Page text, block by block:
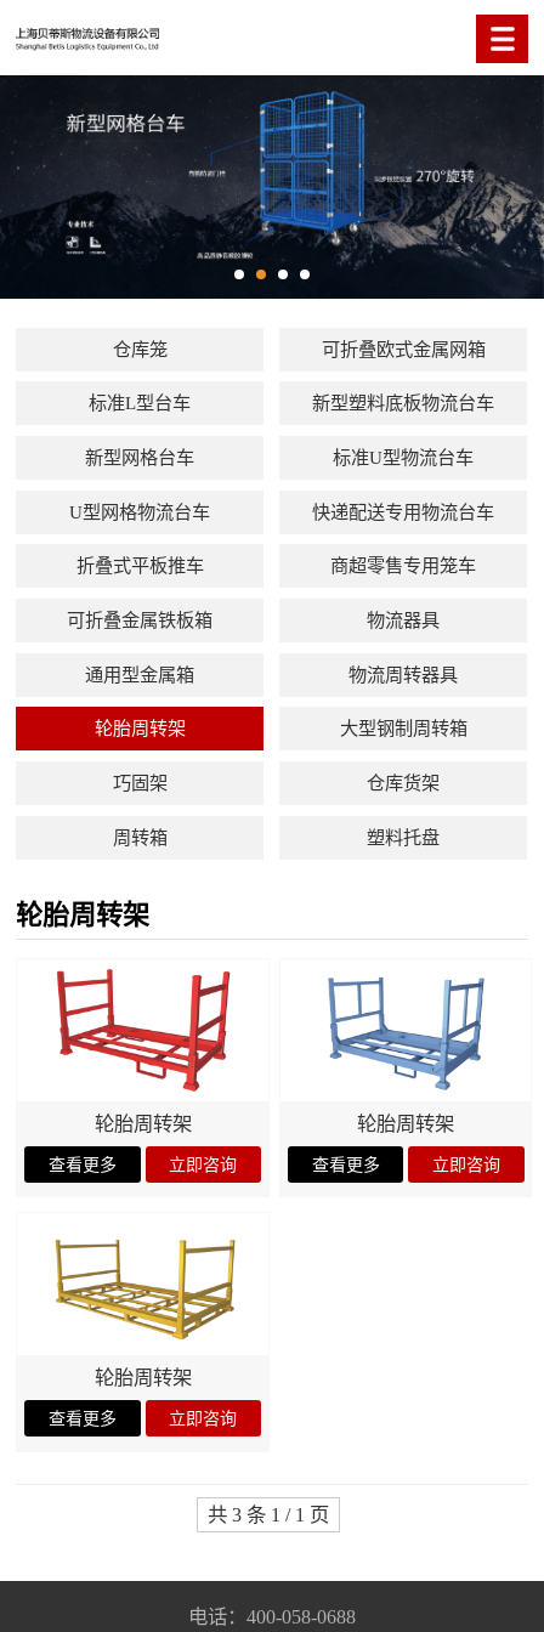
仓库笼 可折叠欧式金属网箱
标准L型台车 新型塑料底板物流台车
新型网格台车 标准U型物流台车
U型网格物流台车 快递配送专用物流台车
折叠式平板推车 商超零售专用笼车
可折叠金属铁板箱 物流器具
通用型金属箱 物流周转器具
轮胎周转架 大型钢制周转箱
巧固架 仓库货架
周转箱 塑料托盘
轮胎周转架
轮胎周转架 轮胎周转架
轮胎周转架
共 3 条 1 / 1 页
电话：400-058-0688